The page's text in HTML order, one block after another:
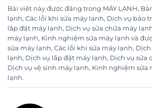
Bài viết này được đăng trong MÁY LẠNH ,
lạnh, Các lỗi khi sửa máy lạnh, Dịch vụ bảo
lắp đặt máy lạnh, Dịch vụ sửa chữa máy
máy lạnh, Kinh nghiệm sửa máy lạnh và
sửa máy lạnh, Các lỗi khi sửa máy lạnh,
lạnh, Dịch vụ lắp đặt máy lạnh, Dịch vụ sửa
Dịch vụ vệ sinh máy lạnh, Kinh nghiệm sửa
lạnh.